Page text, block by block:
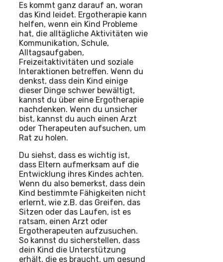
Es kommt ganz darauf an, woran
das Kind leidet. Ergotherapie kann
helfen, wenn ein Kind Probleme
hat, die alltägliche Aktivitäten wie
Kommunikation, Schule,
Alltagsaufgaben,
Freizeitaktivitäten und soziale
Interaktionen betreffen. Wenn du
denkst, dass dein Kind einige
dieser Dinge schwer bewältigt,
kannst du über eine Ergotherapie
nachdenken. Wenn du unsicher
bist, kannst du auch einen Arzt
oder Therapeuten aufsuchen, um
Rat zu holen.
Du siehst, dass es wichtig ist,
dass Eltern aufmerksam auf die
Entwicklung ihres Kindes achten.
Wenn du also bemerkst, dass dein
Kind bestimmte Fähigkeiten nicht
erlernt, wie z.B. das Greifen, das
Sitzen oder das Laufen, ist es
ratsam, einen Arzt oder
Ergotherapeuten aufzusuchen.
So kannst du sicherstellen, dass
dein Kind die Unterstützung
erhält, die es braucht, um gesund